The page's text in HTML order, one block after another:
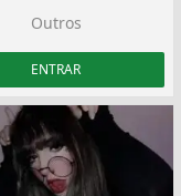
Outros
ENTRAR